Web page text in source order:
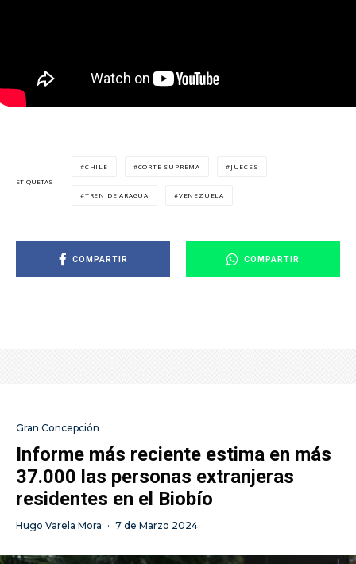
ETIQUETAS
CHILE CORTE SUPREMA JUECES
TREN DE ARAGUA VENEZUELA
COMPARTIR COMPARTIR
Gran Concepción
Informe más reciente estima en más
37.000 las personas extranjeras
residentes en el Biobío
Hugo Varela Mora · 7 de Marzo 2024